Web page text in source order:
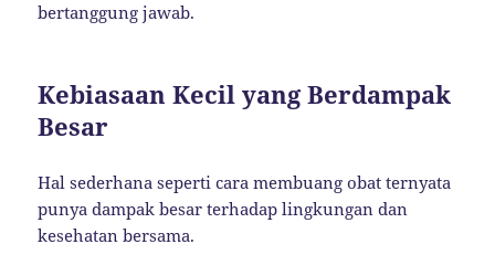
bertanggung jawab.
Kebiasaan Kecil yang Berdampak
Besar
Hal sederhana seperti cara membuang obat ternyata
punya dampak besar terhadap lingkungan dan
kesehatan bersama.